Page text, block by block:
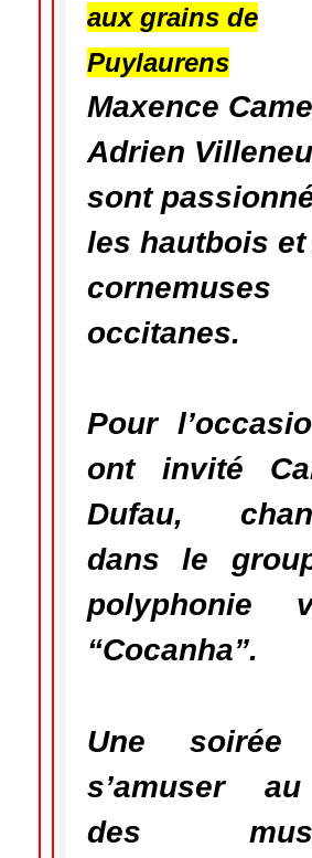
aux grains de
Puylaurens
Maxence
Adrien
sont
les hautbois et
cornemuses
occitanes.
Pour
ont invité
Dufau,
dans le
polyphonie
“Cocanha”.
Une soirée
s’amuser
des